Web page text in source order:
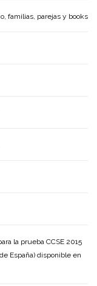
familias, parejas y books
la prueba CCSE 2015
España) disponible en